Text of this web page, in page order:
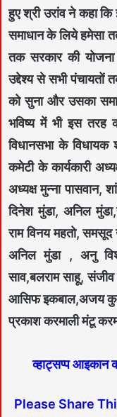
हुए श्री उरांव ने कहा
समाधान के लिये हमेसा
तक सरकार की
उद्देश्य से सभी पंचायतों
को सुना और उसका
भविष्य में भी इस तरह
विधानसभा के विधायक
कमेटी के कार्यकारी
अध्यक्ष मुन्ना पासवान,
दिनेश मुंडा, अनिल
राम विनय महतो, समसूद
अनिल मुंडा , अनु
साव,बलराम साहू,
आसिफ इकबाल,अजय
प्रकाश करमाली मंटू
व्हाट्सप्प आइकान
Please Share